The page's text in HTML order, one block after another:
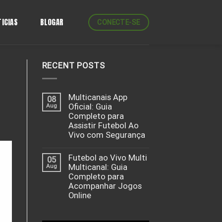
BLOGAR CONECTE-SE
RECENT POSTS
08
Aug
Multicanais App
Oficial: Guia
Completo para
Assistir Futebol Ao
Vivo com Segurança
05
Aug
Futebol ao Vivo Multi
Multicanal: Guia
Completo para
Acompanhar Jogos
Online